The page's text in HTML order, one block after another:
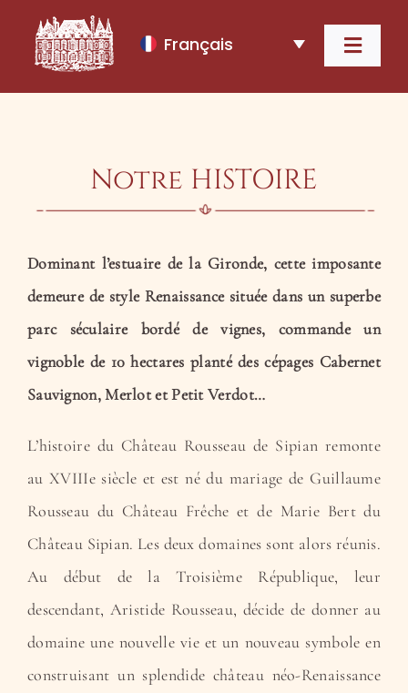
contenu
Accueil
Nos Vins
Œnotourisme
Hébergement
Contact
Français
Notre HISTOIRE
Dominant l’estuaire de la Gironde, cette imposante
demeure de style Renaissance située dans un superbe
parc séculaire bordé de vignes, commande un
vignoble de 10 hectares planté des cépages Cabernet
Sauvignon, Merlot et Petit Verdot…
L’histoire du Château Rousseau de Sipian remonte
au XVIIIe siècle et est né du mariage de Guillaume
Rousseau du Château Frêche et de Marie Bert du
Château Sipian. Les deux domaines sont alors réunis.
Au début de la Troisième République, leur
descendant, Aristide Rousseau, décide de donner au
domaine une nouvelle vie et un nouveau symbole en
construisant un splendide château néo-Renaissance